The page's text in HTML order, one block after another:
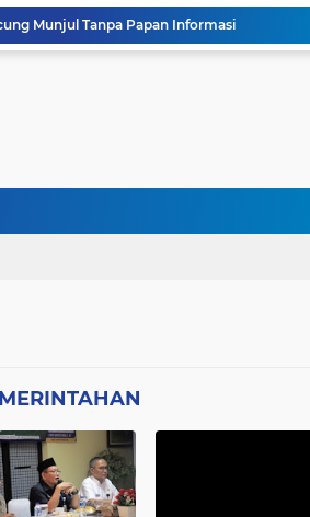
Munjul Tanpa Papan Informasi
Ketua DPD GWI
Kapolres Cilegon